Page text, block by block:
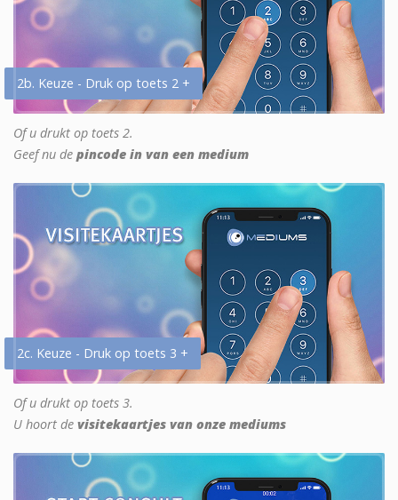
2b. Keuze - Druk op toets 2 +
Of u drukt op toets 2.
Geef nu de pincode in van een medium
2c. Keuze - Druk op toets 3 +
Of u drukt op toets 3.
U hoort de visitekaartjes van onze mediums